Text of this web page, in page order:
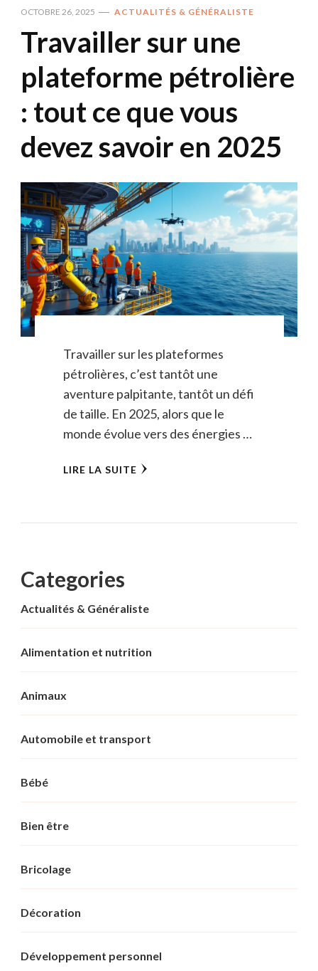
OCTOBRE 26, 2025 ACTUALITÉS & GÉNÉRALISTE
Travailler sur une
plateforme pétrolière
: tout ce que vous
devez savoir en 2025
Travailler sur les plateformes
pétrolières, c’est tantôt une
aventure palpitante, tantôt un défi
de taille. En 2025, alors que le
monde évolue vers des énergies …
LIRE LA SUITE
Categories
Actualités & Généraliste
Alimentation et nutrition
Animaux
Automobile et transport
Bébé
Bien être
Bricolage
Décoration
Développement personnel